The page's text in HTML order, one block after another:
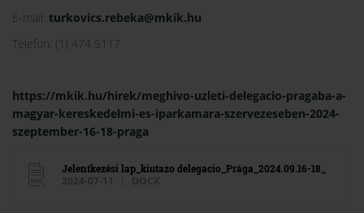
E-mail: turkovics.rebeka@mkik.hu
Telefon: (1) 474 5117
https://mkik.hu/hirek/meghivo-uzleti-delegacio-pragaba-a-
magyar-kereskedelmi-es-iparkamara-szervezeseben-2024-
szeptember-16-18-praga
Jelentkezési lap_kiutazo delegacio_Prága_2024.09.16-18_
2024-07-11 DOCX